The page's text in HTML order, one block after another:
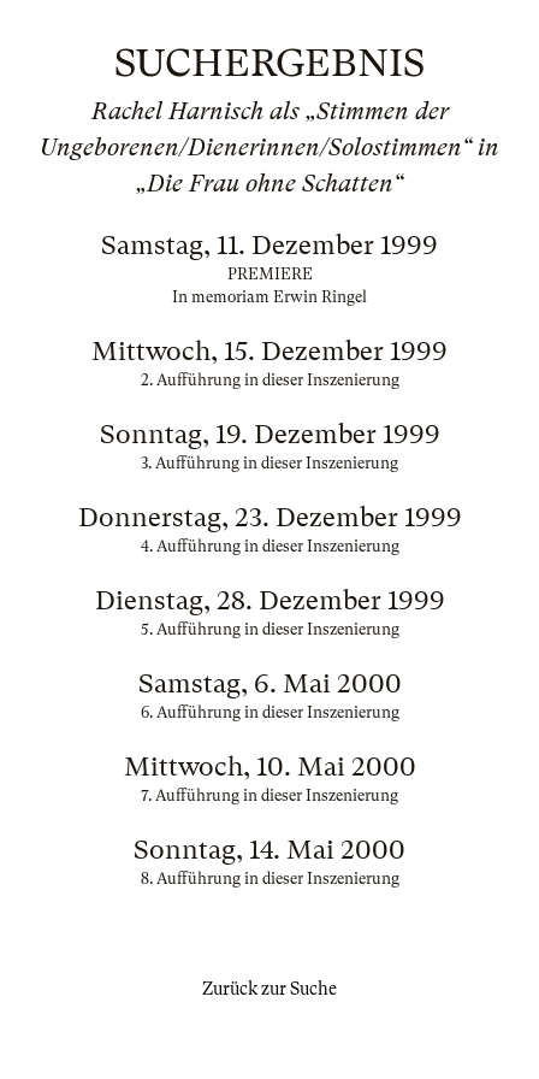
SUCHERGEBNIS
Rachel Harnisch als „Stimmen der
Ungeborenen/Dienerinnen/Solostimmen“ in
„Die Frau ohne Schatten“
Samstag, 11. Dezember 1999
PREMIERE
In memoriam Erwin Ringel
Mittwoch, 15. Dezember 1999
2. Aufführung in dieser Inszenierung
Sonntag, 19. Dezember 1999
3. Aufführung in dieser Inszenierung
Donnerstag, 23. Dezember 1999
4. Aufführung in dieser Inszenierung
Dienstag, 28. Dezember 1999
5. Aufführung in dieser Inszenierung
Samstag, 6. Mai 2000
6. Aufführung in dieser Inszenierung
Mittwoch, 10. Mai 2000
7. Aufführung in dieser Inszenierung
Sonntag, 14. Mai 2000
8. Aufführung in dieser Inszenierung
Zurück zur Suche